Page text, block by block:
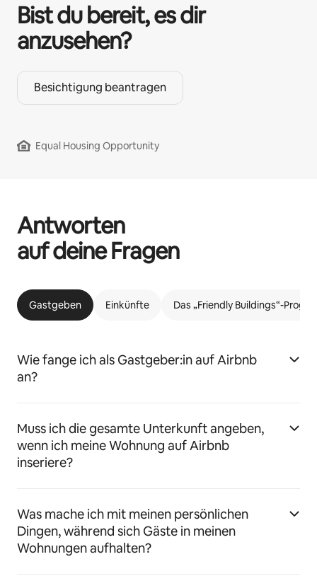
Bist du bereit, es dir
anzusehen?
Besichtigung beantragen
Equal Housing Opportunity
Antworten
auf deine Fragen
Gastgeben Einkünfte Das „Friendly Buildings“-
Wie fange ich als Gastgeber:in auf Airbnb
an?
Muss ich die gesamte Unterkunft angeben,
wenn ich meine Wohnung auf Airbnb
inseriere?
Was mache ich mit meinen persönlichen
Dingen, während sich Gäste in meinen
Wohnungen aufhalten?